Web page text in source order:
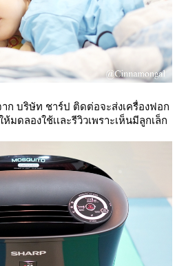
ก บริษัท ชาร์ป ติดต่อจะส่งเครื่องฟอก
มดลองใช้เเละรีวิวเพราะเห็นมีลูกเล็ก